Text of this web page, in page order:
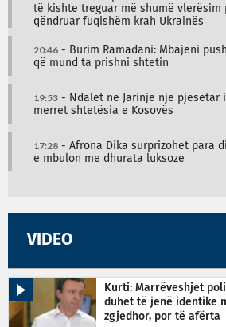
të kishte treguar më shumë vlerësim
qëndruar fuqishëm krah Ukrainës
20:46 - Burim Ramadani: Mbajeni
që mund ta prishni shtetin
19:53 - Ndalet në Jarinjë një pjesëtar
merret shtetësia e Kosovës
17:28 - Afrona Dika surprizohet para
e mbulon me dhurata luksoze
VIDEO
Kurti: Marrëveshjet
duhet të jenë identike
zgjedhor, por të afërta